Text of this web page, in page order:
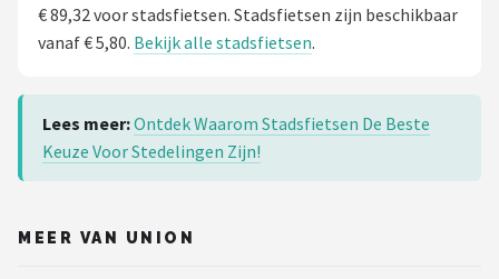
Alle merken →
€ 89,32 voor stadsfietsen. Stadsfietsen zijn beschikbaar
vanaf € 5,80. Bekijk alle stadsfietsen.
Lees meer:Ontdek Waarom Stadsfietsen De Beste
Keuze Voor Stedelingen Zijn!
MEER VAN UNION